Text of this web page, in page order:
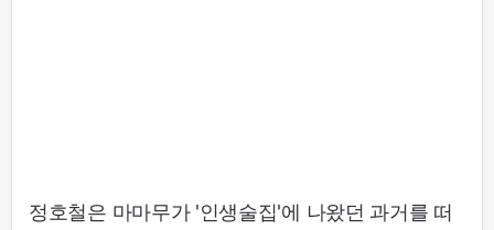
정호철은 마마무가 '인생술집'에 나왔던 과거를 떠